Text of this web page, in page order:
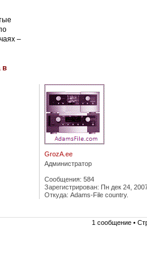
–
в
GrozA.ee
Администратор
Сообщения: 584
Зарегистрирован: Пн дек 24,
Откуда: Adams-File country.
1 сообщение •